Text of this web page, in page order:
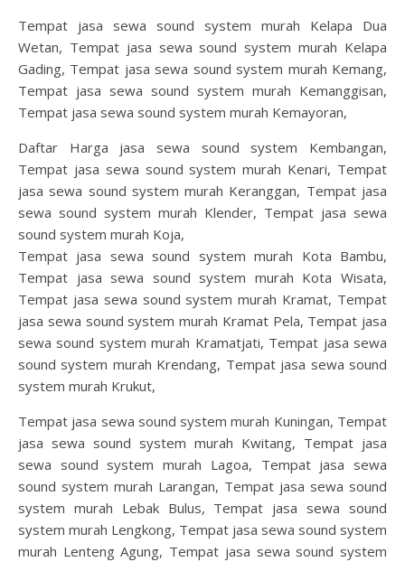
Tempat jasa sewa sound system murah Kelapa Dua
Wetan, Tempat jasa sewa sound system murah Kelapa
Gading, Tempat jasa sewa sound system murah Kemang,
Tempat jasa sewa sound system murah Kemanggisan,
Tempat jasa sewa sound system murah Kemayoran,
Daftar Harga jasa sewa sound system Kembangan,
Tempat jasa sewa sound system murah Kenari, Tempat
jasa sewa sound system murah Keranggan, Tempat jasa
sewa sound system murah Klender, Tempat jasa sewa
sound system murah Koja,
Tempat jasa sewa sound system murah Kota Bambu,
Tempat jasa sewa sound system murah Kota Wisata,
Tempat jasa sewa sound system murah Kramat, Tempat
jasa sewa sound system murah Kramat Pela, Tempat jasa
sewa sound system murah Kramatjati, Tempat jasa sewa
sound system murah Krendang, Tempat jasa sewa sound
system murah Krukut,
Tempat jasa sewa sound system murah Kuningan, Tempat
jasa sewa sound system murah Kwitang, Tempat jasa
sewa sound system murah Lagoa, Tempat jasa sewa
sound system murah Larangan, Tempat jasa sewa sound
system murah Lebak Bulus, Tempat jasa sewa sound
system murah Lengkong, Tempat jasa sewa sound system
murah Lenteng Agung, Tempat jasa sewa sound system